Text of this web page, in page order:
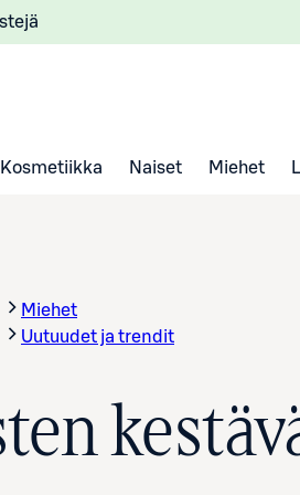
Kosmetiikka Naiset Miehet
Miehet
Uutuudet ja trendit